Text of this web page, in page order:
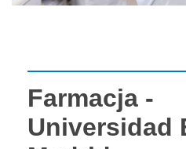
Farmacja -
Universidad